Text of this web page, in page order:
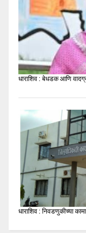
धाराशिव : बेधडक आणि
धाराशिव : निवडणुकीच्या